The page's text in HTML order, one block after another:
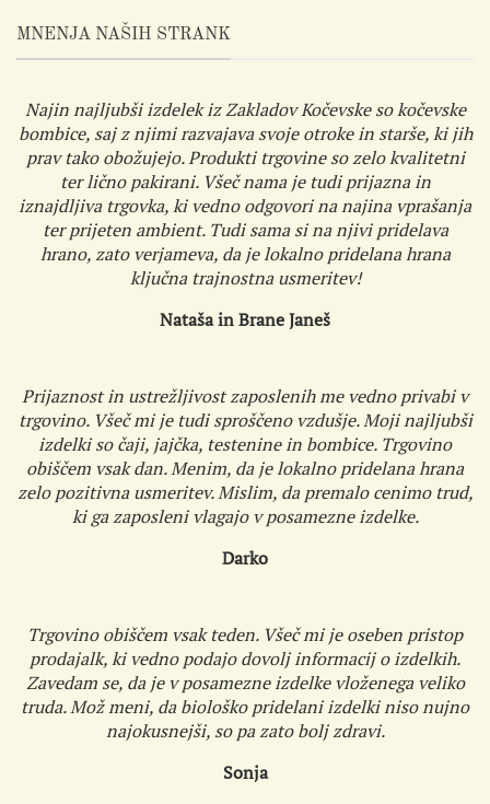
MNENJA NAŠIH STRANK
Najin najljubši izdelek iz Zakladov Kočevske so kočevske
bombice, saj z njimi razvajava svoje otroke in starše, ki jih
prav tako obožujejo. Produkti trgovine so zelo kvalitetni
ter lično pakirani. Všeč nama je tudi prijazna in
iznajdljiva trgovka, ki vedno odgovori na najina vprašanja
ter prijeten ambient. Tudi sama si na njivi pridelava
hrano, zato verjameva, da je lokalno pridelana hrana
ključna trajnostna usmeritev!
Nataša in Brane Janeš
Prijaznost in ustrežljivost zaposlenih me vedno privabi v
trgovino. Všeč mi je tudi sproščeno vzdušje. Moji najljubši
izdelki so čaji, jajčka, testenine in bombice. Trgovino
obiščem vsak dan. Menim, da je lokalno pridelana hrana
zelo pozitivna usmeritev. Mislim, da premalo cenimo trud,
ki ga zaposleni vlagajo v posamezne izdelke.
Darko
Trgovino obiščem vsak teden. Všeč mi je oseben pristop
prodajalk, ki vedno podajo dovolj informacij o izdelkih.
Zavedam se, da je v posamezne izdelke vloženega veliko
truda. Mož meni, da biološko pridelani izdelki niso nujno
najokusnejši, so pa zato bolj zdravi.
Sonja